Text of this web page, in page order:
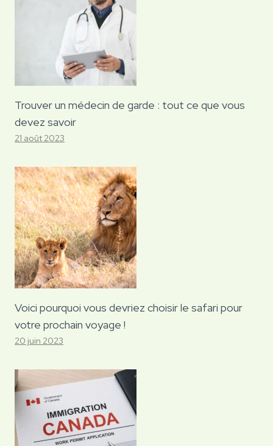
Trouver un médecin de garde : tout ce que vous
devez savoir
21 août 2023
Voici pourquoi vous devriez choisir le safari pour
votre prochain voyage !
20 juin 2023